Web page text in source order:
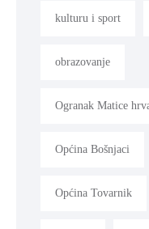
kulturu i sport
obrazovanje
Ogranak Matice
Općina Bošnjaci
Općina Tovarnik